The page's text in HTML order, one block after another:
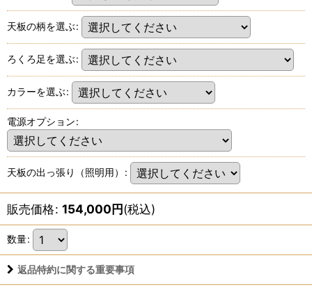
天板の柄を選ぶ:
ろくろ足を選ぶ:
カラーを選ぶ:
電源オプション:
天板の出っ張り（照明用） :
販売価格: 154,000円(税込)
数量:
返品特約に関する重要事項